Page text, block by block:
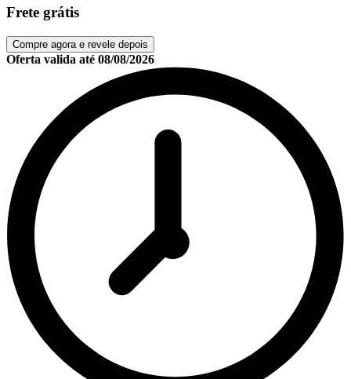
Frete grátis
Compre agora e revele depois
Oferta valida até 08/08/2026